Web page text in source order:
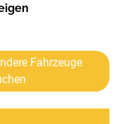
Fahrzeuge